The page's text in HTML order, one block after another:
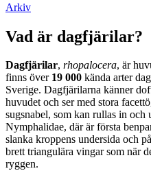
Arkiv
Vad är dagfjärilar?
Dagfjärilar, rhopalocera, är
finns över 19 000 kända arter
Sverige. Dagfjärilarna känner
huvudet och ser med stora
sugsnabel, som kan rullas in och
Nymphalidae, där är första
slanka kroppens undersida och
brett triangulära vingar som när
ryggen.